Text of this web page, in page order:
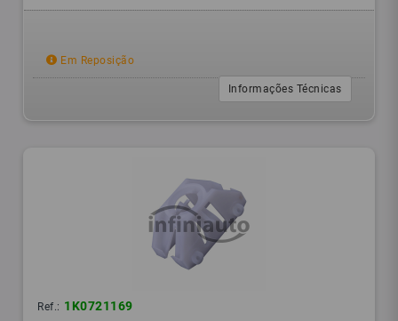
Em Reposição
Informações Técnicas
Ref.: 1K0721169